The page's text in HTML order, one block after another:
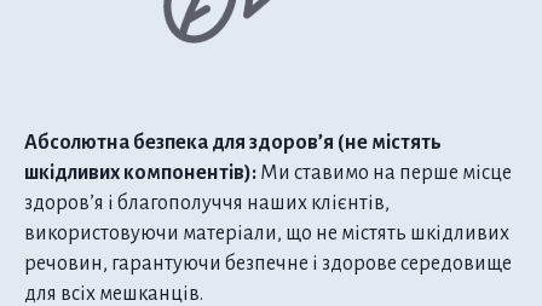
Абсолютна безпека для здоров’я (не містять
шкідливих компонентів): Ми ставимо на перше місце
здоров’я і благополуччя наших клієнтів,
використовуючи матеріали, що не містять шкідливих
речовин, гарантуючи безпечне і здорове середовище
для всіх мешканців.